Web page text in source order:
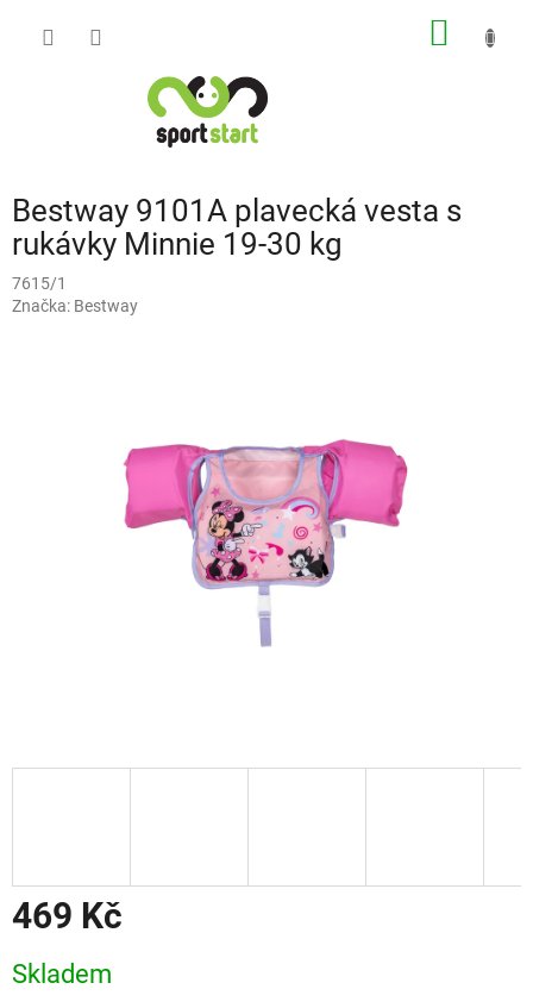
Bestway 9101A plavecká vesta s
rukávky Minnie 19-30 kg
7615/1
Značka: Bestway
469 Kč
cena:
Skladem